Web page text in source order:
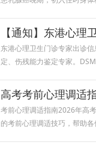
【通知】东港心理
东港心理卫生门诊专家出诊
定、伤残能力鉴定专家。
高考考前心理调适
考前心理调适指南2026年高
的考前心理调适技巧，帮助